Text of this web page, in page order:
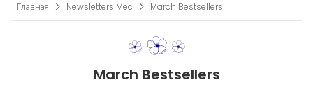
Главная Newsletters Mec March Bestsellers
March Bestsellers